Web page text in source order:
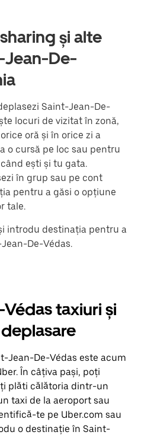
și alte
Jean-De-
Saint-Jean-De-
locuri de vizitat în zonă,
oră și în orice zi a
o cursă pe loc sau pentru
ești și tu gata.
în grup sau pe cont
pentru a găsi o opțiune
tale.
introdu destinația pentru a
De-Védas.
taxiuri și
Jean-De-Védas este acum
În câțiva pași, poți
plăti călătoria dintr-un
taxi de la aeroport sau
te pe Uber.com sau
o destinație în Saint-